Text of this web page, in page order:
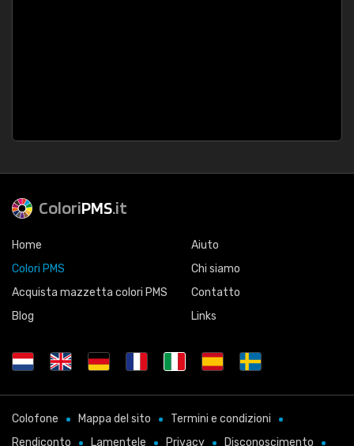
ColoriPMS.it
Home
Colori PMS
Acquista mazzetta colori PMS
Blog
Aiuto
Chi siamo
Contatto
Links
Colofone Mappa del sito
Termini e condizioni
Rendiconto
Lamentele Privacy Disconoscimento